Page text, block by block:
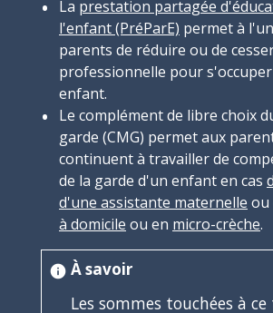
La prestation partagée
l'enfant (PréParE) permet à
parents de réduire ou de
professionnelle pour
enfant.
Le complément de libre choix
garde (CMG) permet aux
continuent à travailler de
de la garde d'un enfant en cas
d'une assistante maternelle ou
à domicile ou en micro-crèche.
info À savoir
Les sommes touchées à